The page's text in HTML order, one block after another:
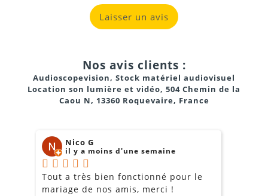
Laisser un avis
Nos avis clients :
Audioscopevision, Stock matériel audiovisuel
Location son lumière et vidéo, 504 Chemin de la
Caou N, 13360 Roquevaire, France
Nico G
il y a moins d'une semaine
Tout a très bien fonctionné pour le
mariage de nos amis, merci !